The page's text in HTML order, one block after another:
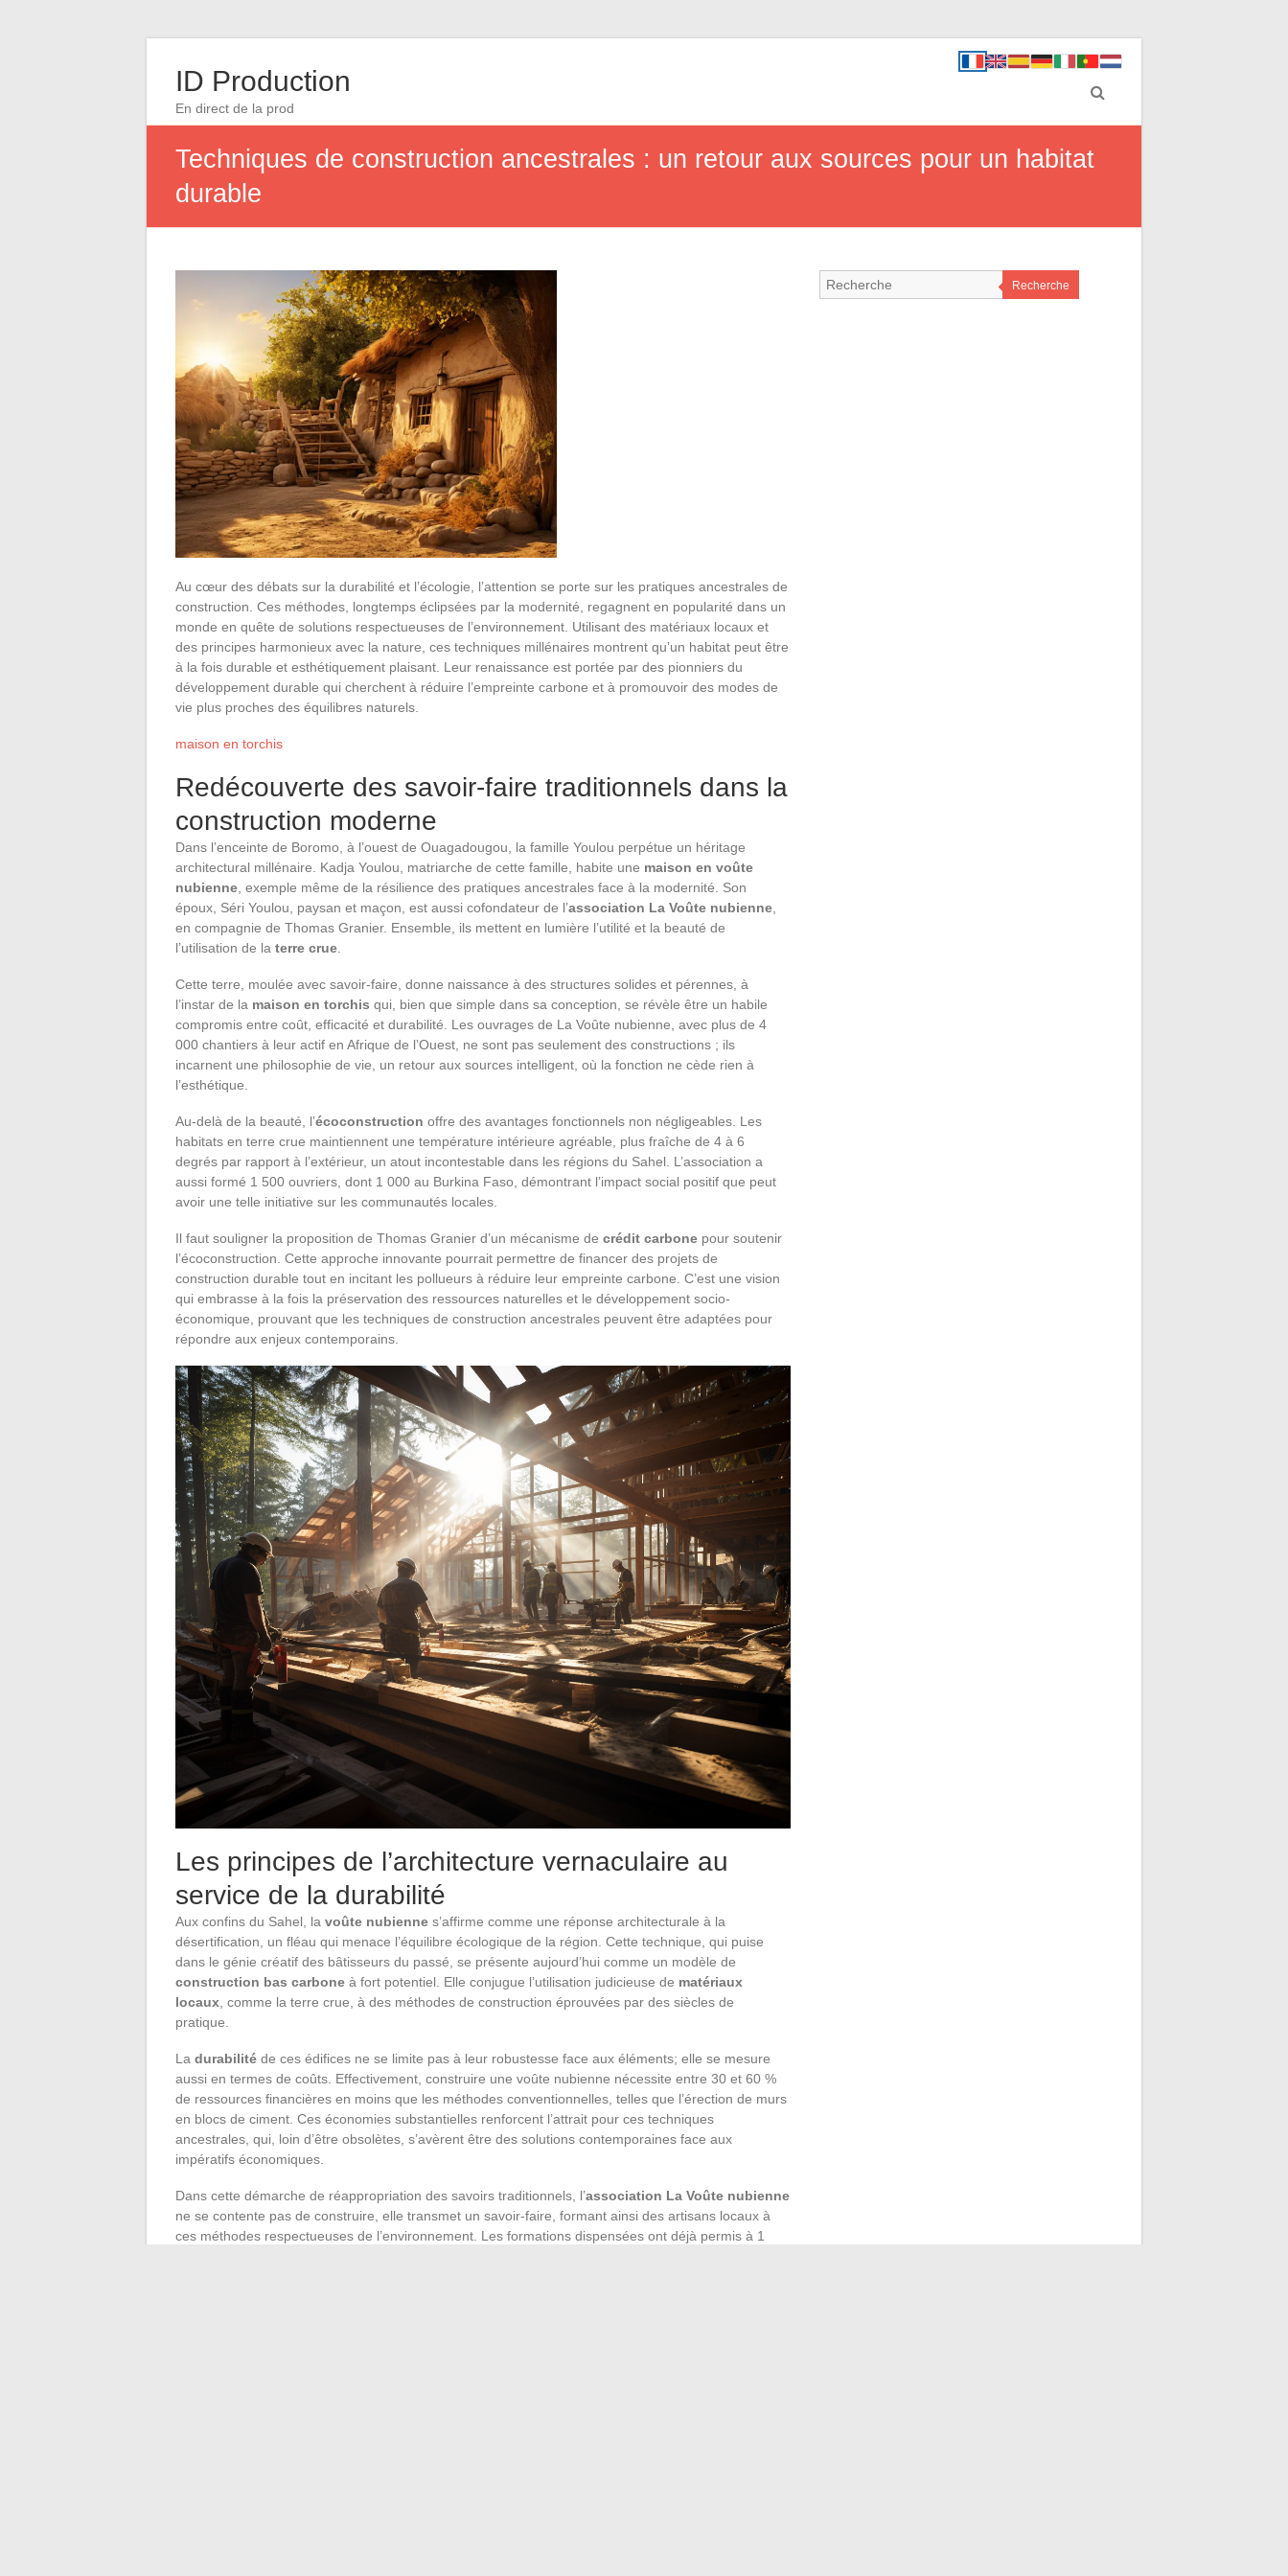
ID Production
En direct de la prod
Techniques de construction ancestrales : un retour aux sources pour un habitat
durable
Au cœur des débats sur la durabilité et l’écologie, l’attention se porte sur les pratiques ancestrales de
construction. Ces méthodes, longtemps éclipsées par la modernité, regagnent en popularité dans un
monde en quête de solutions respectueuses de l’environnement. Utilisant des matériaux locaux et
des principes harmonieux avec la nature, ces techniques millénaires montrent qu’un habitat peut être
à la fois durable et esthétiquement plaisant. Leur renaissance est portée par des pionniers du
développement durable qui cherchent à réduire l’empreinte carbone et à promouvoir des modes de
vie plus proches des équilibres naturels.
maison en torchis
Redécouverte des savoir-faire traditionnels dans la
construction moderne
Dans l’enceinte de Boromo, à l’ouest de Ouagadougou, la famille Youlou perpétue un héritage
architectural millénaire. Kadja Youlou, matriarche de cette famille, habite une maison en voûte
nubienne , exemple même de la résilience des pratiques ancestrales face à la modernité. Son
époux, Séri Youlou, paysan et maçon, est aussi cofondateur de l’association La Voûte nubienne
en compagnie de Thomas Granier. Ensemble, ils mettent en lumière l’utilité et la beauté de
l’utilisation de la terre crue
Cette terre, moulée avec savoir-faire, donne naissance à des structures solides et pérennes, à
l’instar de la maison en torchis qui, bien que simple dans sa conception, se révèle être un habile
compromis entre coût, efficacité et durabilité. Les ouvrages de La Voûte nubienne, avec plus de 4
000 chantiers à leur actif en Afrique de l’Ouest, ne sont pas seulement des constructions ; ils
incarnent une philosophie de vie, un retour aux sources intelligent, où la fonction ne cède rien à
l’esthétique.
Au-delà de la beauté, l’écoconstruction offre des avantages fonctionnels non négligeables. Les
habitats en terre crue maintiennent une température intérieure agréable, plus fraîche de 4 à 6
degrés par rapport à l’extérieur, un atout incontestable dans les régions du Sahel. L’association a
aussi formé 1 500 ouvriers, dont 1 000 au Burkina Faso, démontrant l’impact social positif que peut
avoir une telle initiative sur les communautés locales.
Il faut souligner la proposition de Thomas Granier d’un mécanisme de crédit carbone pour soutenir
l’écoconstruction. Cette approche innovante pourrait permettre de financer des projets de
construction durable tout en incitant les pollueurs à réduire leur empreinte carbone. C’est une vision
qui embrasse à la fois la préservation des ressources naturelles et le développement socio-
économique, prouvant que les techniques de construction ancestrales peuvent être adaptées pour
répondre aux enjeux contemporains.
Les principes de l’architecture vernaculaire au
service de la durabilité
Aux confins du Sahel, la voûte nubienne s’affirme comme une réponse architecturale à la
désertification, un fléau qui menace l’équilibre écologique de la région. Cette technique, qui puise
dans le génie créatif des bâtisseurs du passé, se présente aujourd’hui comme un modèle de
construction bas carbone à fort potentiel. Elle conjugue l’utilisation judicieuse de matériaux
locaux , comme la terre crue, à des méthodes de construction éprouvées par des siècles de
pratique.
La durabilité de ces édifices ne se limite pas à leur robustesse face aux éléments; elle se mesure
aussi en termes de coûts. Effectivement, construire une voûte nubienne nécessite entre 30 et 60 %
de ressources financières en moins que les méthodes conventionnelles, telles que l’érection de murs
en blocs de ciment. Ces économies substantielles renforcent l’attrait pour ces techniques
ancestrales, qui, loin d’être obsolètes, s’avèrent être des solutions contemporaines face aux
impératifs économiques.
Dans cette démarche de réappropriation des savoirs traditionnels, l’association La Voûte nubienne
ne se contente pas de construire, elle transmet un savoir-faire, formant ainsi des artisans locaux à
ces méthodes respectueuses de l’environnement. Les formations dispensées ont déjà permis à 1
Recherche